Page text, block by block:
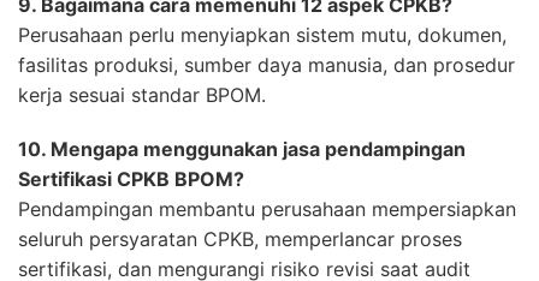
9. Bagaimana cara memenuhi 12 aspek CPKB?
Perusahaan perlu menyiapkan sistem mutu, dokumen,
fasilitas produksi, sumber daya manusia, dan prosedur
kerja sesuai standar BPOM.
10. Mengapa menggunakan jasa pendampingan
Sertifikasi CPKB BPOM?
Pendampingan membantu perusahaan mempersiapkan
seluruh persyaratan CPKB, memperlancar proses
sertifikasi, dan mengurangi risiko revisi saat audit